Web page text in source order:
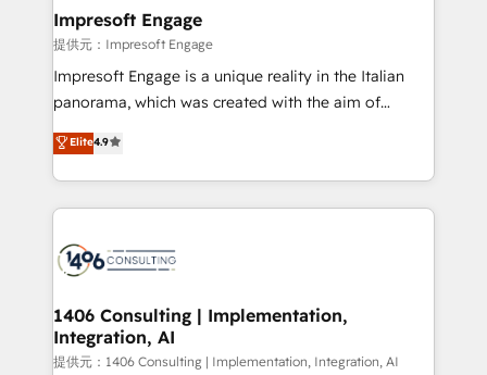
products and strategies that actually make a
difference.
Impresoft Engage
提供元：Impresoft Engage
Impresoft Engage is a unique reality in the Italian
panorama, which was created with the aim of
putting Customer Experience at the center by
creating digital environments capable of integrating
people, processes and data. We offer the best
digital solutions on the market, ranging from CRM
marketing automation to online and offline sales
allowing companies to optimize processes and meet
the needs of the customer. We are part of Impresoft
Group, a group of specialized and complementary
Elite4.9
1406 Consulting | Implementation,
Integration, AI
提供元：1406 Consulting | Implementation, Integration, AI